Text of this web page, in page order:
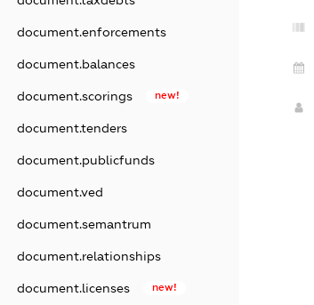
document.enforcements
document.balances
document.scorings new!
document.tenders
document.publicfunds
document.ved
document.semantrum
document.relationships
document.licenses new!